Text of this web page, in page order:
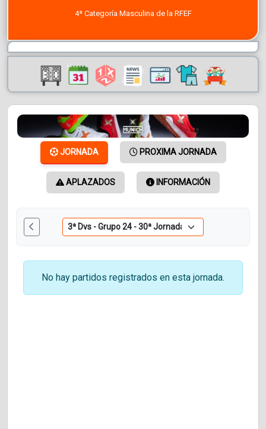
4ª Categoría Masculina de la RFEF
JORNADA PROXIMA JORNADA
APLAZADOS INFORMACIÓN
No hay partidos registrados en esta jornada.